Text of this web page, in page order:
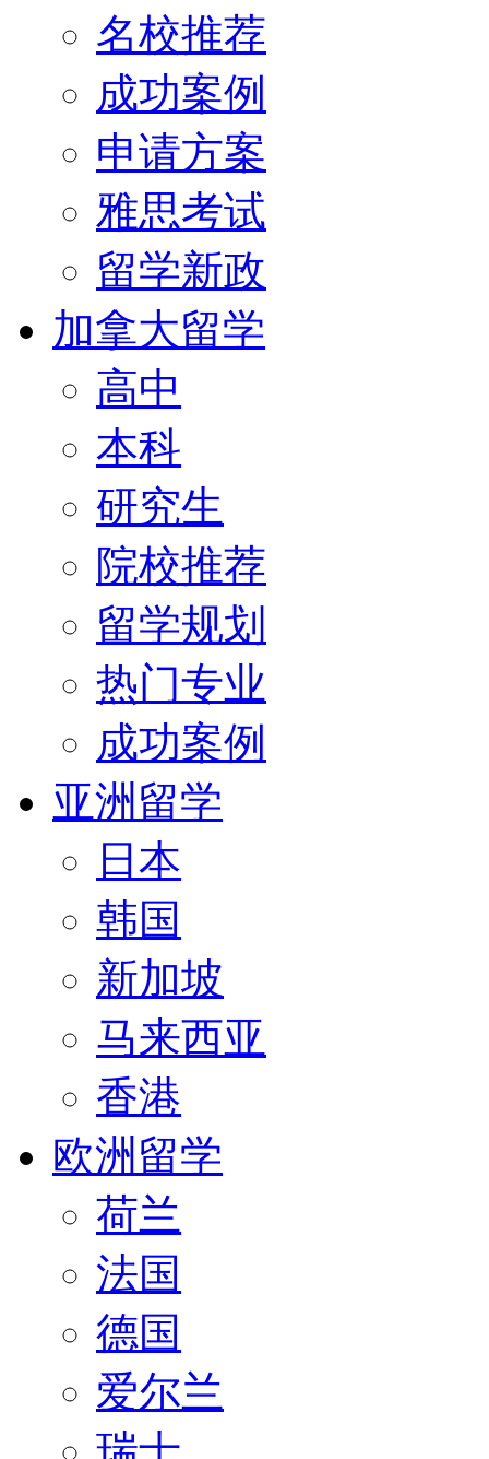
名校推荐
成功案例
申请方案
雅思考试
留学新政
加拿大留学
高中
本科
研究生
院校推荐
留学规划
热门专业
成功案例
亚洲留学
日本
韩国
新加坡
马来西亚
香港
欧洲留学
荷兰
法国
德国
爱尔兰